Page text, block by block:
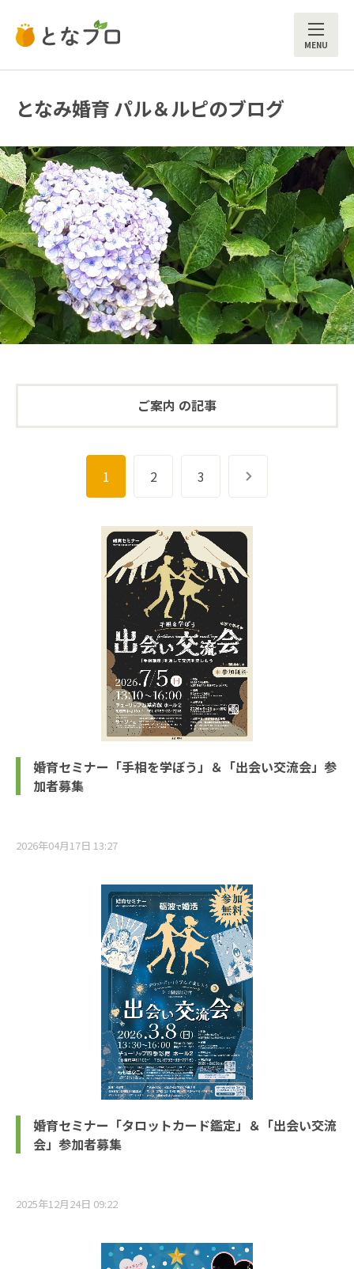
となみ婚育 パル＆ルピのブログ
ご案内 の記事
1 2 3
婚育セミナー「手相を学ぼう」＆「出会い交流会」参
加者募集
2026年04月17日 13:27
婚育セミナー「タロットカード鑑定」＆「出会い交流
会」参加者募集
2025年12月24日 09:22